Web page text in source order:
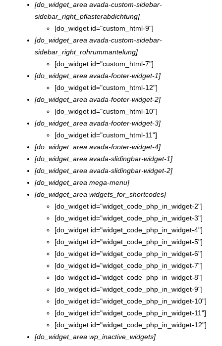
[do_widget_area avada-custom-sidebar-
sidebar_right_pflasterabdichtung]
[do_widget id="custom_html-9"]
[do_widget_area avada-custom-sidebar-
sidebar_right_rohrummantelung]
[do_widget id="custom_html-7"]
[do_widget_area avada-footer-widget-1]
[do_widget id="custom_html-12"]
[do_widget_area avada-footer-widget-2]
[do_widget id="custom_html-10"]
[do_widget_area avada-footer-widget-3]
[do_widget id="custom_html-11"]
[do_widget_area avada-footer-widget-4]
[do_widget_area avada-slidingbar-widget-1]
[do_widget_area avada-slidingbar-widget-2]
[do_widget_area mega-menu]
[do_widget_area widgets_for_shortcodes]
[do_widget id="widget_code_php_in_widget-2"]
[do_widget id="widget_code_php_in_widget-3"]
[do_widget id="widget_code_php_in_widget-4"]
[do_widget id="widget_code_php_in_widget-5"]
[do_widget id="widget_code_php_in_widget-6"]
[do_widget id="widget_code_php_in_widget-7"]
[do_widget id="widget_code_php_in_widget-8"]
[do_widget id="widget_code_php_in_widget-9"]
[do_widget id="widget_code_php_in_widget-10"]
[do_widget id="widget_code_php_in_widget-11"]
[do_widget id="widget_code_php_in_widget-12"]
[do_widget_area wp_inactive_widgets]